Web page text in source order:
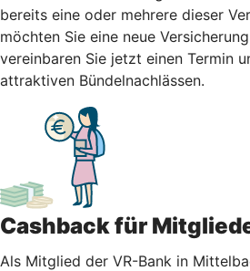
bereits eine oder mehrere dieser
möchten Sie eine neue
vereinbaren Sie jetzt einen Termin
attraktiven Bündelnachlässen.
Cashback für
Als Mitglied der VR-Bank in